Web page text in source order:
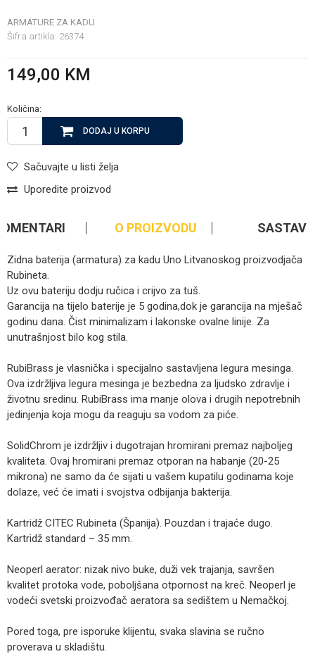
ARMATURE ZA KADU
Šifra artikla: 26374
149,00 KM
Količina:
DODAJ U KORPU
Sačuvajte u listi želja
Uporedite proizvod
O PROIZVODU SASTAV
Zidna baterija (armatura) za kadu Uno Litvanoskog proizvodjača
Rubineta.
Uz ovu bateriju dodju ručica i crijvo za tuš.
Garancija na tijelo baterije je 5 godina,dok je garancija na mješač
godinu dana. Čist minimalizam i lakonske ovalne linije. Za
unutrašnjost bilo kog stila.
RubiBrass je vlasnička i specijalno sastavljena legura mesinga.
Ova izdržljiva legura mesinga je bezbedna za ljudsko zdravlje i
životnu sredinu. RubiBrass ima manje olova i drugih nepotrebnih
jedinjenja koja mogu da reaguju sa vodom za piće.
SolidChrom je izdržljiv i dugotrajan hromirani premaz najboljeg
kvaliteta. Ovaj hromirani premaz otporan na habanje (20-25
mikrona) ne samo da će sijati u vašem kupatilu godinama koje
dolaze, već će imati i svojstva odbijanja bakterija.
Kartridž CITEC Rubineta (Španija). Pouzdan i trajaće dugo.
Kartridž standard – 35 mm.
Neoperl aerator: nizak nivo buke, duži vek trajanja, savršen
kvalitet protoka vode, poboljšana otpornost na kreč. Neoperl je
vodeći svetski proizvođač aeratora sa sedištem u Nemačkoj.
Pored toga, pre isporuke klijentu, svaka slavina se ručno
proverava u skladištu.